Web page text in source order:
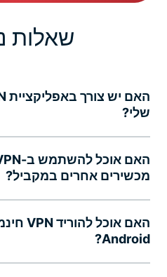
שאלות
שלי?
מכשירים אחרים במקביל?
Android?